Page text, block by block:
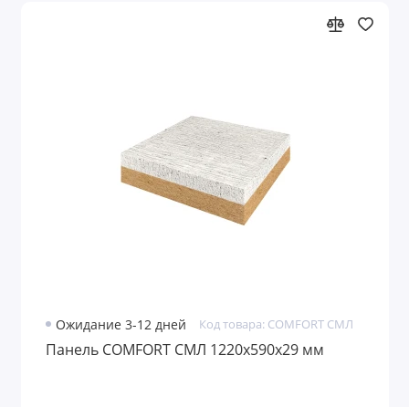
Ожидание 3-12 дней Код товара: COMFORT СМЛ
Панель COMFORT СМЛ 1220х590х29 мм